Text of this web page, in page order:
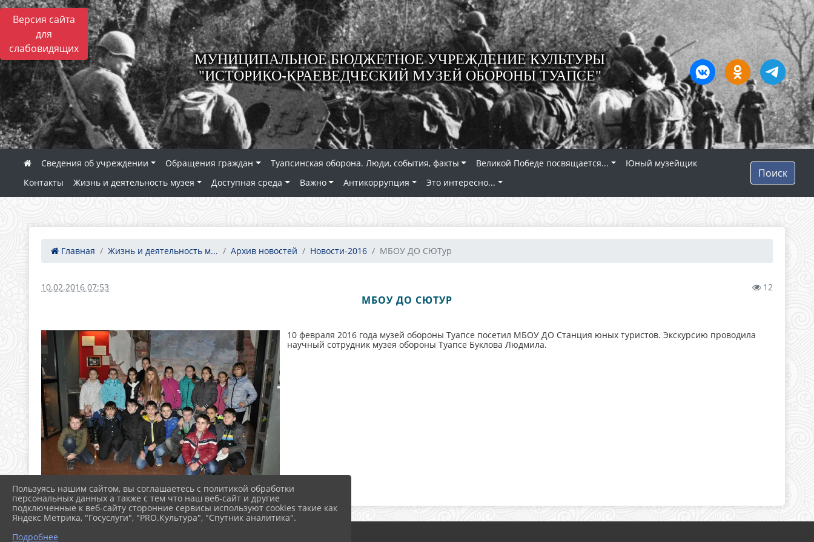
Версия сайта
для
слабовидящих
МУНИЦИПАЛЬНОЕ БЮДЖЕТНОЕ УЧРЕЖДЕНИЕ КУЛЬТУРЫ
"ИСТОРИКО-КРАЕВЕДЧЕСКИЙ МУЗЕЙ ОБОРОНЫ ТУАПСЕ"
Сведения об учреждении Обращения граждан Туапсинская оборона. Люди, события, факты Великой Победе посвящается...
Юный музейщик
Контакты
Жизнь и деятельность музея Доступная среда Важно Антикоррупция Это интересно...
Поиск
Главная Жизнь и деятельность м... Архив новостей Новости-2016 МБОУ ДО СЮТур
10.02.2016 07:53 12
МБОУ ДО СЮТУР
10 февраля 2016 года музей обороны Туапсе посетил МБОУ ДО Станция юных туристов. Экскурсию проводила
научный сотрудник музея обороны Туапсе Буклова Людмила.
Пользуясь нашим сайтом, вы соглашаетесь с политикой обработки
персональных данных а также с тем что наш веб-сайт и другие
подключенные к веб-сайту сторонние сервисы используют cookies такие как
Яндекс Метрика, "Госуслуги", "PRO.Культура", "Спутник аналитика".
Подробнее